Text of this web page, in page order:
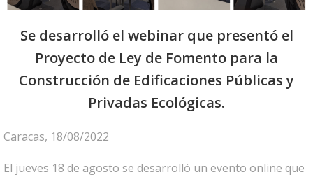
Se desarrolló el webinar que presentó el
Proyecto de Ley de Fomento para la
Construcción de Edificaciones Públicas y
Privadas Ecológicas.
Caracas, 18/08/2022
El jueves 18 de agosto se desarrolló un evento online que